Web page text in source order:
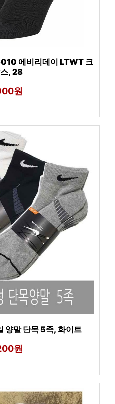
에비리데이 LTWT 크
, 28
원
양말 단목 5족, 화이트
원